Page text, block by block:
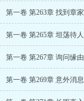
第一卷 第263章 找到章家
第一卷 第265章 坦荡待人
第一卷 第267章 询问缘由
第一卷 第269章 意外消息